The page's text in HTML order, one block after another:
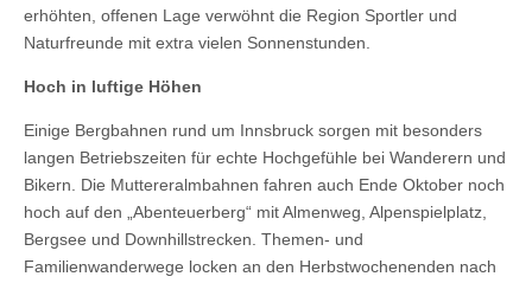
erhöhten, offenen Lage verwöhnt die Region Sportler und
Naturfreunde mit extra vielen Sonnenstunden.
Hoch in luftige Höhen
Einige Bergbahnen rund um Innsbruck sorgen mit besonders
langen Betriebszeiten für echte Hochgefühle bei Wanderern und
Bikern. Die Muttereralmbahnen fahren auch Ende Oktober noch
hoch auf den „Abenteuerberg“ mit Almenweg, Alpenspielplatz,
Bergsee und Downhillstrecken. Themen- und
Familienwanderwege locken an den Herbstwochenenden nach